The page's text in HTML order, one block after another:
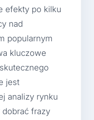
efekty po kilku
nad
popularnym
kluczowe
jest
analizy rynku
frazy